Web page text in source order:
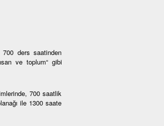
ders saatinden
ve toplum“ gibi
700 saatlik
ile 1300 saate